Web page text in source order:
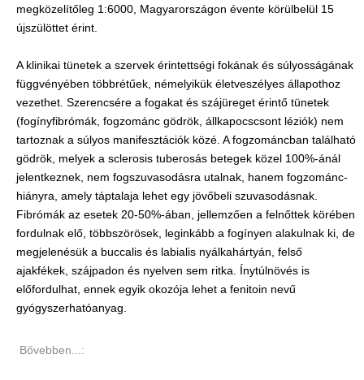
megközelítőleg 1:6000, Magyarországon évente körülbelül 15
újszülöttet érint.
A klinikai tünetek a szervek érintettségi fokának és súlyosságának
függvényében többrétűek, némelyikük életveszélyes állapothoz
vezethet. Szerencsére a fogakat és szájüreget érintő tünetek
(fogínyfibrómák, fogzománc gödrök, állkapocscsont léziók) nem
tartoznak a súlyos manifesztációk közé. A fogzománcban található
gödrök, melyek a sclerosis tuberosás betegek közel 100%-ánál
jelentkeznek, nem fogszuvasodásra utalnak, hanem fogzománc-
hiányra, amely táptalaja lehet egy jövőbeli szuvasodásnak.
Fibrómák az esetek 20-50%-ában, jellemzően a felnőttek körében
fordulnak elő, többszörösek, leginkább a fogínyen alakulnak ki, de
megjelenésük a buccalis és labialis nyálkahártyán, felső
ajakfékek, szájpadon és nyelven sem ritka. Ínytúlnövés is
előfordulhat, ennek egyik okozója lehet a fenitoin nevű
gyógyszerhatóanyag.
Bővebben...: